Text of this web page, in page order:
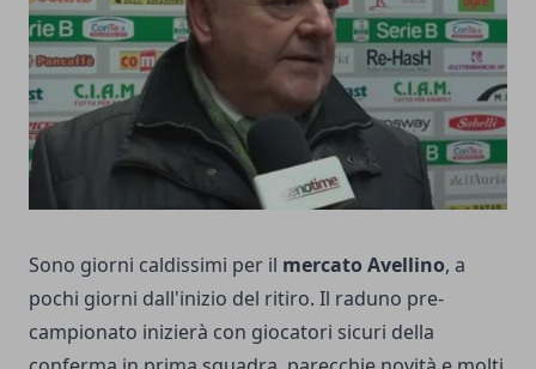
Sono giorni caldissimi per il mercato Avellino, a
pochi giorni dall'inizio del ritiro. Il raduno pre-
campionato inizierà con giocatori sicuri della